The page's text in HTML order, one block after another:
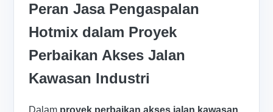
Peran Jasa Pengaspalan
Hotmix dalam Proyek
Perbaikan Akses Jalan
Kawasan Industri